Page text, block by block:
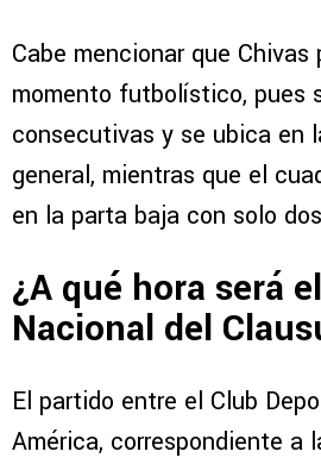
Cabe mencionar que Chivas
momento futbolístico, pues
consecutivas y se ubica en
general, mientras que el
en la parta baja con solo
¿A qué hora será
Nacional del
El partido entre el Club
América, correspondiente a